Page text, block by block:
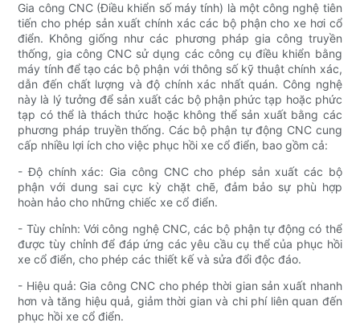
Gia công CNC (Điều khiển số máy tính) là một công nghệ tiên
tiến cho phép sản xuất chính xác các bộ phận cho xe hơi cổ
điển. Không giống như các phương pháp gia công truyền
thống, gia công CNC sử dụng các công cụ điều khiển bằng
máy tính để tạo các bộ phận với thông số kỹ thuật chính xác,
dẫn đến chất lượng và độ chính xác nhất quán. Công nghệ
này là lý tưởng để sản xuất các bộ phận phức tạp hoặc phức
tạp có thể là thách thức hoặc không thể sản xuất bằng các
phương pháp truyền thống. Các bộ phận tự động CNC cung
cấp nhiều lợi ích cho việc phục hồi xe cổ điển, bao gồm cả:
- Độ chính xác: Gia công CNC cho phép sản xuất các bộ
phận với dung sai cực kỳ chặt chẽ, đảm bảo sự phù hợp
hoàn hảo cho những chiếc xe cổ điển.
- Tùy chỉnh: Với công nghệ CNC, các bộ phận tự động có thể
được tùy chỉnh để đáp ứng các yêu cầu cụ thể của phục hồi
xe cổ điển, cho phép các thiết kế và sửa đổi độc đáo.
- Hiệu quả: Gia công CNC cho phép thời gian sản xuất nhanh
hơn và tăng hiệu quả, giảm thời gian và chi phí liên quan đến
phục hồi xe cổ điển.